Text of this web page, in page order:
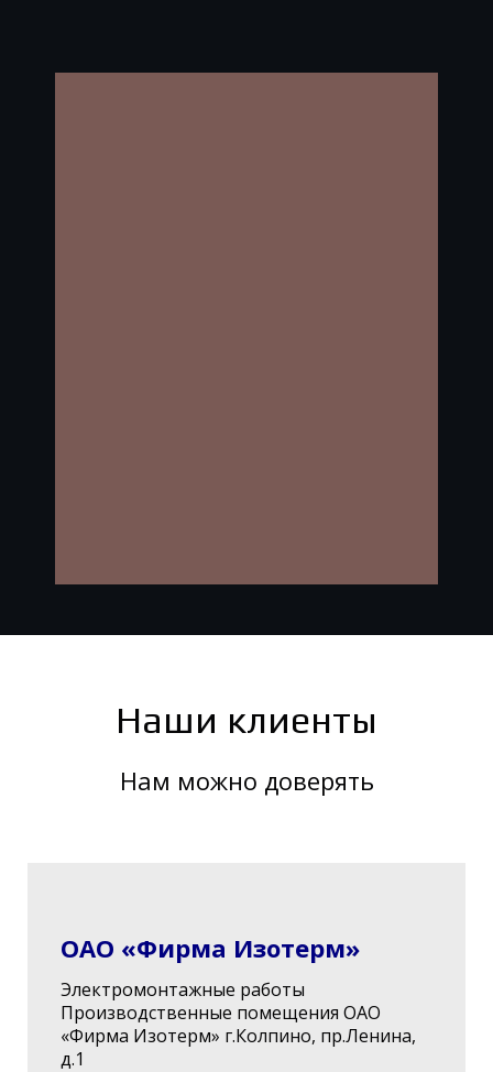
Наши клиенты
Нам можно доверять
ОАО «Фирма Изотерм»
Электромонтажные работы
Производственные помещения ОАО
«Фирма Изотерм» г.Колпино, пр.Ленина,
д.1